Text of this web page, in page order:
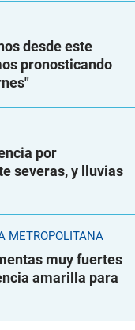
desde este
pronosticando
por
severas, y lluvias
METROPOLITANA
muy fuertes
amarilla para